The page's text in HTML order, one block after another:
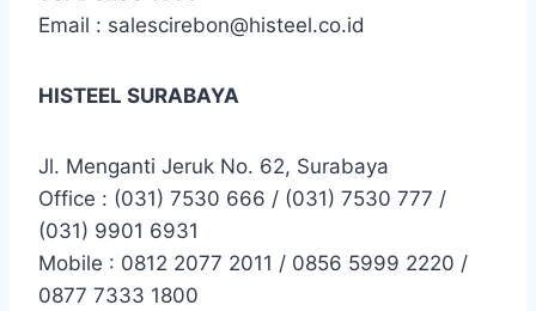
Email : salescirebon@histeel.co.id
HISTEEL SURABAYA
Jl. Menganti Jeruk No. 62, Surabaya
Office : (031) 7530 666 / (031) 7530 777 /
(031) 9901 6931
Mobile : 0812 2077 2011 / 0856 5999 2220 /
0877 7333 1800